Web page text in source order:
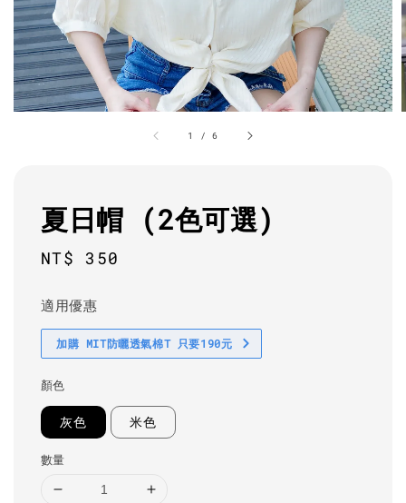
1 /6
夏日帽 (2色可選)
Regular
NT$ 350
適用優惠
加購 MIT防曬透氣棉T 只要190元
顏色
灰色 米色
數量